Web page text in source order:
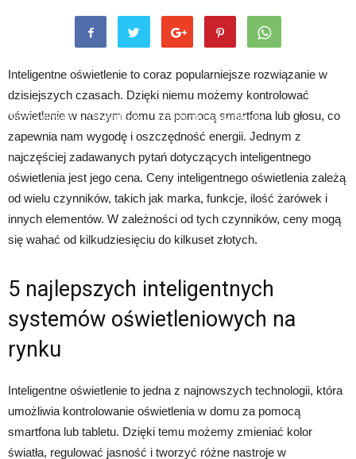
Strona główna Oświetlenie Inteligentne oświetlenie
Inteligentne oświetlenie to coraz popularniejsze rozwiązanie w
dzisiejszych czasach. Dzięki niemu możemy kontrolować
oświetlenie w naszym domu za pomocą smartfona lub głosu, co
zapewnia nam wygodę i oszczędność energii. Jednym z
najczęściej zadawanych pytań dotyczących inteligentnego
oświetlenia jest jego cena. Ceny inteligentnego oświetlenia zależą
od wielu czynników, takich jak marka, funkcje, ilość żarówek i
innych elementów. W zależności od tych czynników, ceny mogą
się wahać od kilkudziesięciu do kilkuset złotych.
5 najlepszych inteligentnych
systemów oświetleniowych na
rynku
Inteligentne oświetlenie to jedna z najnowszych technologii, która
umożliwia kontrolowanie oświetlenia w domu za pomocą
smartfona lub tabletu. Dzięki temu możemy zmieniać kolor
światła, regulować jasność i tworzyć różne nastroje w